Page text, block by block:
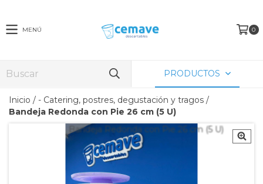
MENÚ 0
PRODUCTOS
Inicio / - Catering, postres, degustación y tragos /
Bandeja Redonda con Pie 26 cm (5 U)